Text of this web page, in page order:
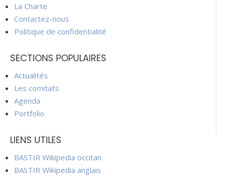
La Charte
Contactez-nous
Politique de confidentialité
SECTIONS POPULAIRES
Actualités
Les comitats
Agenda
Portfolio
LIENS UTILES
BASTIR Wikipedia occitan
BASTIR Wikipedia anglais